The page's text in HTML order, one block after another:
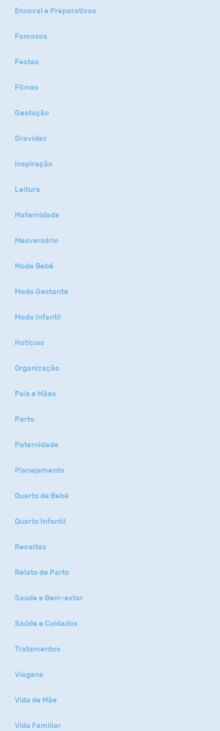
Enxoval e Preparativos
Famosos
Festas
Filmes
Gestação
Gravidez
Inspiração
Leitura
Maternidade
Mesversário
Moda Bebê
Moda Gestante
Moda Infantil
Notícias
Organização
Pais e Mães
Parto
Paternidade
Planejamento
Quarto de Bebê
Quarto Infantil
Receitas
Relato de Parto
Saúde e Bem-estar
Saúde e Cuidados
Tratamentos
Viagens
Vida de Mãe
Vida Familiar